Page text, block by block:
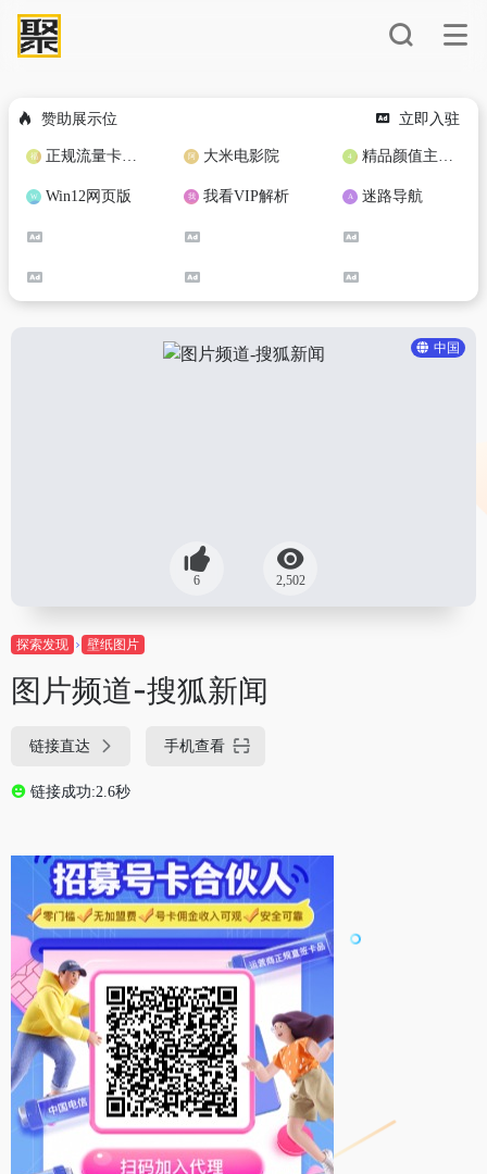
赞助展示位 立即入驻
正规流量卡免费加盟合作 大米电影院 精品颜值主播定制
Win12网页版 我看VIP解析 迷路导航
中国
6 2,502
探索发现 壁纸图片
图片频道-搜狐新闻
链接直达 手机查看
链接成功:2.6秒